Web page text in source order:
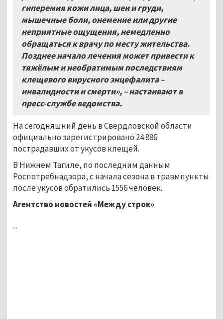
гиперемия кожи лица, шеи и груди,
мышечные боли, онемение или другие
неприятные ощущения, немедленно
обращаться к врачу по месту жительства.
Позднее начало лечения может привести к
тяжёлым и необратимым последствиям
клещевого вирусного энцефалита –
инвалидности и смерти», – настаивают в
пресс-службе ведомства.
На сегодняшний день в Свердловской области
официально зарегистрировано 24 886
пострадавших от укусов клещей.
В Нижнем Тагиле, по последним данным
Роспотребнадзора, с начала сезона в травмпункты
после укусов обратились 1556 человек.
Агентство новостей «Между строк»
...